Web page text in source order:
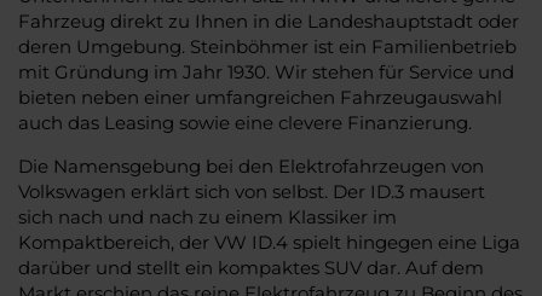
Fahrzeug direkt zu Ihnen in die Landeshauptstadt oder
deren Umgebung. Steinböhmer ist ein Familienbetrieb
mit Gründung im Jahr 1930. Wir stehen für Service und
bieten neben einer umfangreichen Fahrzeugauswahl
auch das Leasing sowie eine clevere Finanzierung.
Die Namensgebung bei den Elektrofahrzeugen von
Volkswagen erklärt sich von selbst. Der ID.3 mausert
sich nach und nach zu einem Klassiker im
Kompaktbereich, der VW ID.4 spielt hingegen eine Liga
darüber und stellt ein kompaktes SUV dar. Auf dem